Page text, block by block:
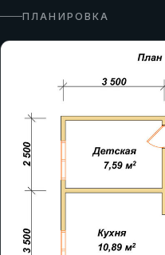
ПЛАНИРОВКА